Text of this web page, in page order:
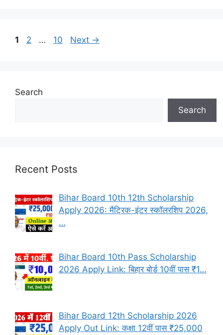
Page
1 Page
2 … Page
10 Next →
Search
Search
Recent Posts
Bihar Board 10th 12th Scholarship
Apply 2026: मैट्रिक-इंटर स्कॉलरशिप 2026,
…
Bihar Board 10th Pass Scholarship
2026 Apply Link: बिहार बोर्ड 10वीं पास ₹1…
Bihar Board 12th Scholarship 2026
Apply Out Link: कक्षा 12वीं पास ₹25,000